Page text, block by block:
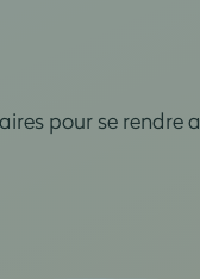
pour se rendre